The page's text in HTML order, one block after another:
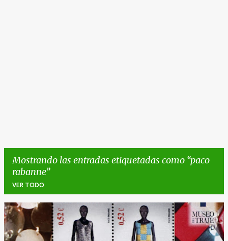
Mostrando las entradas etiquetadas como paco
rabanne
VER TODO
E
n